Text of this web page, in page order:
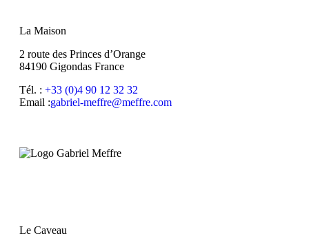
La Maison
2 route des Princes d’Orange
84190 Gigondas France
Tél. : +33 (0)4 90 12 32 32
Email :moc.erffem@erffem-leirbag
Le Caveau